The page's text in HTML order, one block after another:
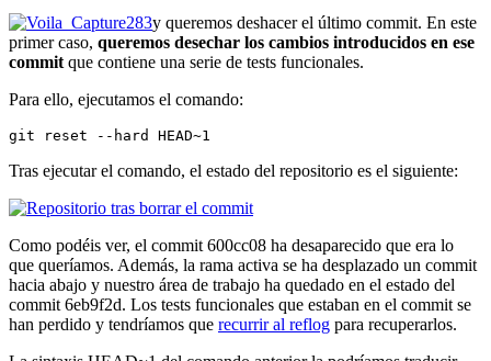
y queremos deshacer el último commit. En este
primer caso, queremos desechar los cambios introducidos en ese
commit que contiene una serie de tests funcionales.
Para ello, ejecutamos el comando:
git reset --hard HEAD~1
Tras ejecutar el comando, el estado del repositorio es el siguiente:
Como podéis ver, el commit 600cc08 ha desaparecido que era lo
que queríamos. Además, la rama activa se ha desplazado un commit
hacia abajo y nuestro área de trabajo ha quedado en el estado del
commit 6eb9f2d. Los tests funcionales que estaban en el commit se
han perdido y tendríamos que recurrir al reflog para recuperarlos.